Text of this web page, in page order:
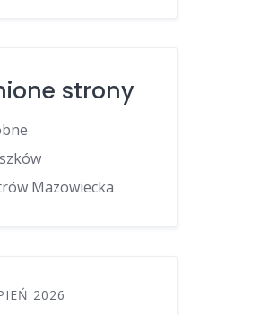
strony
Mazowiecka
2026